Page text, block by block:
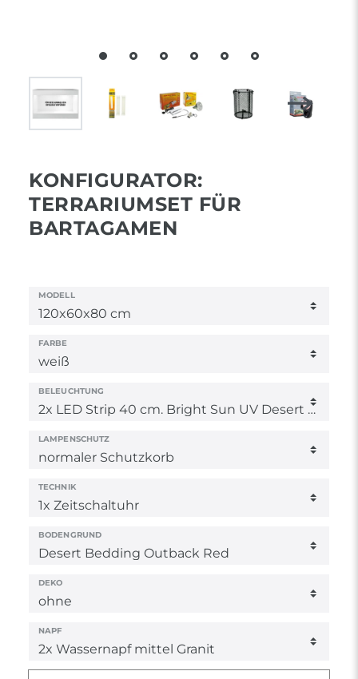
KONFIGURATOR:
TERRARIUMSET FÜR
BARTAGAMEN
MODELL
FARBE
BELEUCHTUNG
LAMPENSCHUTZ
TECHNIK
BODENGRUND
DEKO
NAPF